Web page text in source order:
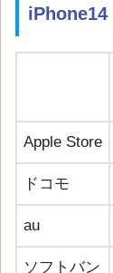
Apple Store
ドコモ
au
ソフトバン